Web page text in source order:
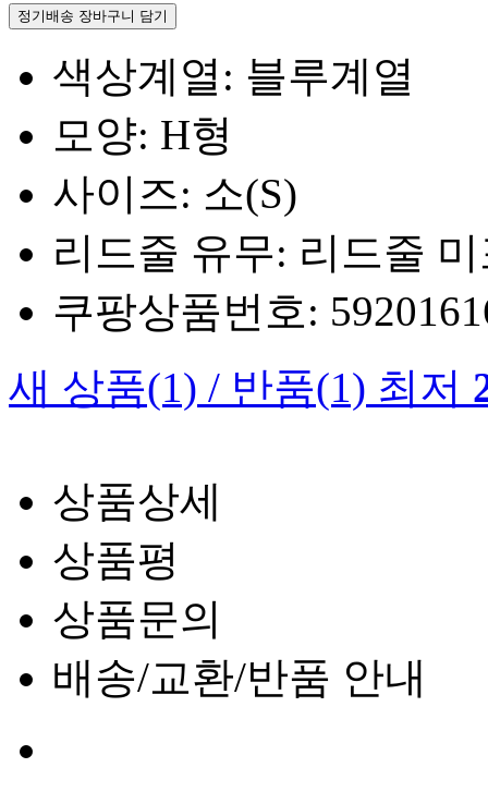
정기배송 장바구니 담기
색상계열: 블루계열
모양: H형
사이즈: 소(S)
리드줄 유무: 리드줄
쿠팡상품번호:
새 상품(1) / 반품(1) 최저
상품상세
상품평
상품문의
배송/교환/반품 안내